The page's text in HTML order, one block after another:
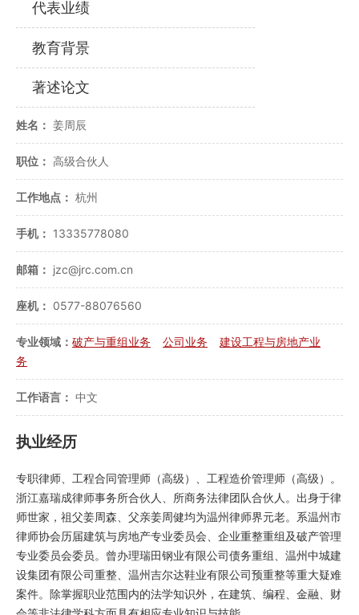
代表业绩
教育背景
著述论文
姓名： 姜周辰
职位： 高级合伙人
工作地点： 杭州
手机： 13335778080
邮箱： jzc@jrc.com.cn
座机： 0577-88076560
专业领域： 破产与重组业务 公司业务
建设工程与房地产业
务
工作语言： 中文
执业经历
专职律师、工程合同管理师（高级）、工程造价管理师（高级）。
浙江嘉瑞成律师事务所合伙人、所商务法律团队合伙人。出身于律
师世家，祖父姜周森、父亲姜周健均为温州律师界元老。系温州市
律师协会历届建筑与房地产专业委员会、企业重整重组及破产管理
专业委员会委员。曾办理瑞田钢业有限公司债务重组、温州中城建
设集团有限公司重整、温州吉尔达鞋业有限公司预重整等重大疑难
案件。除掌握职业范围内的法学知识外，在建筑、编程、金融、财